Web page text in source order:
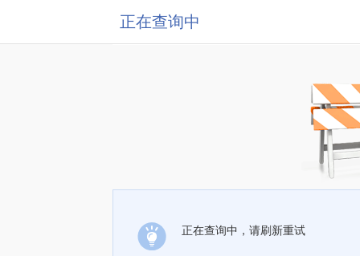
正在查询中
正在查询中，请刷新重试